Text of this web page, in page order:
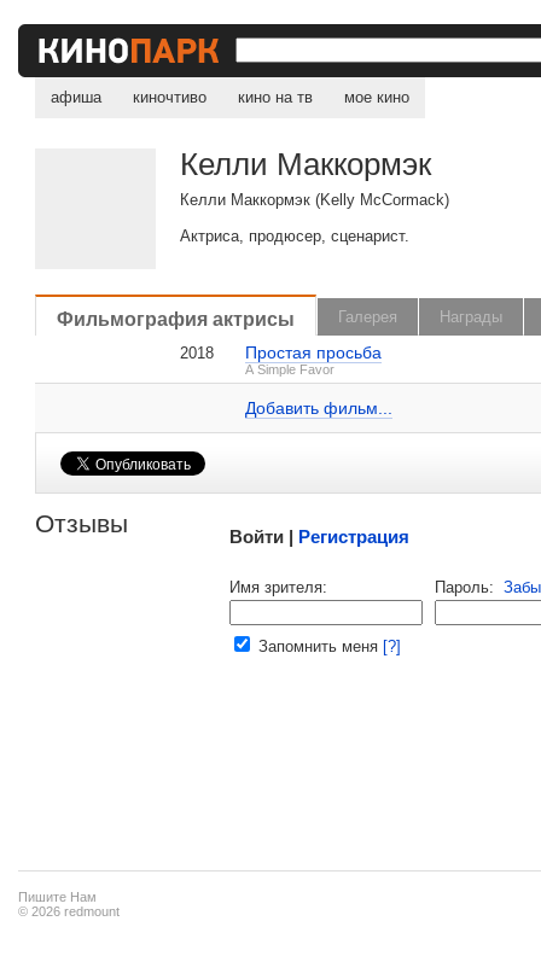
афиша киночтиво кино на тв мое кино
Келли Маккормэк
Келли Маккормэк (Kelly McCormack)
Актриса, продюсер, сценарист.
Фильмография актрисы Галерея
Награды
2018
Простая просьба
A Simple Favor
Добавить фильм...
Келли Маккормэк на IMDB.com
Отзывы Войти | Регистрация
Имя зрителя: Пароль:
Запомнить меня [?]
Пишите Нам
© 2026 redmount